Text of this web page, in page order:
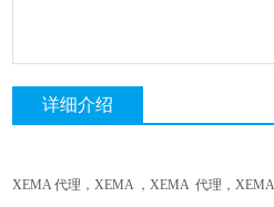
详细介绍
XEMA代理，XEMA ，XEMA代理，